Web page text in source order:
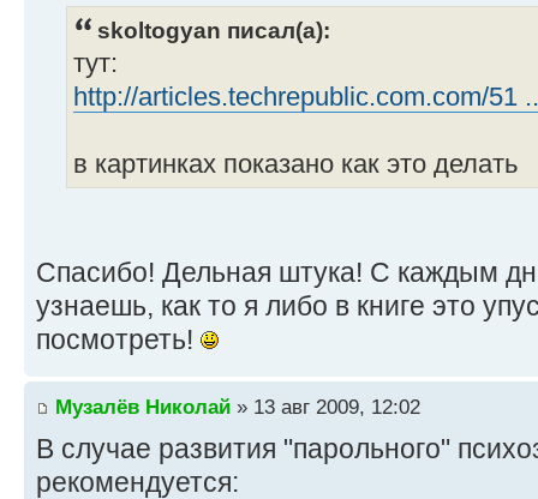
skoltogyan писал(а):
тут:
http://articles.techrepublic.com.com/51
в картинках показано как это делать
Спасибо! Дельная штука! С каждым
узнаешь, как то я либо в книге это
посмотреть!
Музалёв Николай » 13 авг 2009, 12:02
В случае развития "парольного"
рекомендуется: